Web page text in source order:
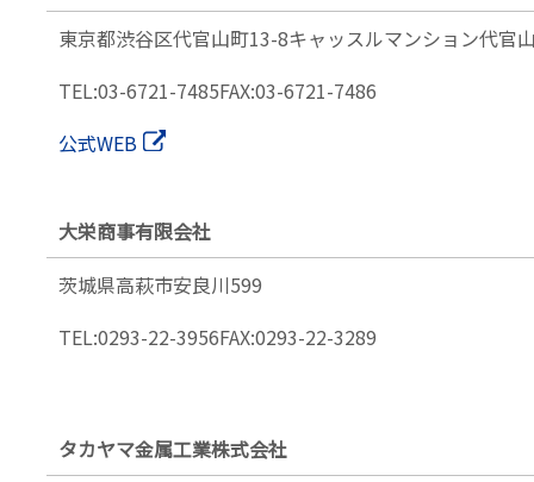
東京都渋谷区代官山町13-8キャッスルマンション代官
TEL:03-6721-7485FAX:03-6721-7486
公式WEB
大栄商事有限会社
茨城県高萩市安良川599
TEL:0293-22-3956FAX:0293-22-3289
タカヤマ金属工業株式会社